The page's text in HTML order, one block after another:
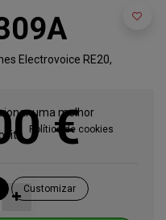
Electrovoice RE20,
€
uma melhor
Política de cookies
Customizar